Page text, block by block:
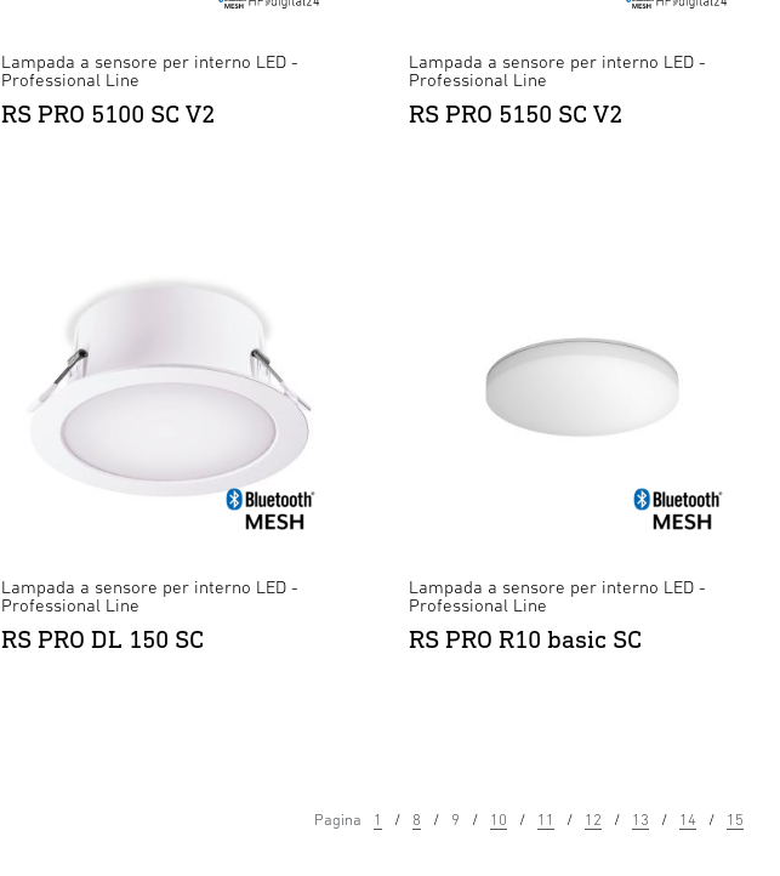
Lampada a sensore per interno LED -
Professional Line
RS PRO 5100 SC V2
Lampada a sensore per interno LED -
Professional Line
RS PRO 5150 SC V2
Lampada a sensore per interno LED -
Professional Line
RS PRO DL 150 SC
Lampada a sensore per interno LED -
Professional Line
RS PRO R10 basic SC
Pagina 1 8 9 10 11 12 13 14 15